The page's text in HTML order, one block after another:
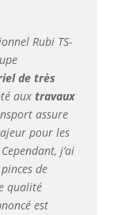
Rubi TS-
de très
aux travaux
assure
pour les
j’ai
de
qualité
est